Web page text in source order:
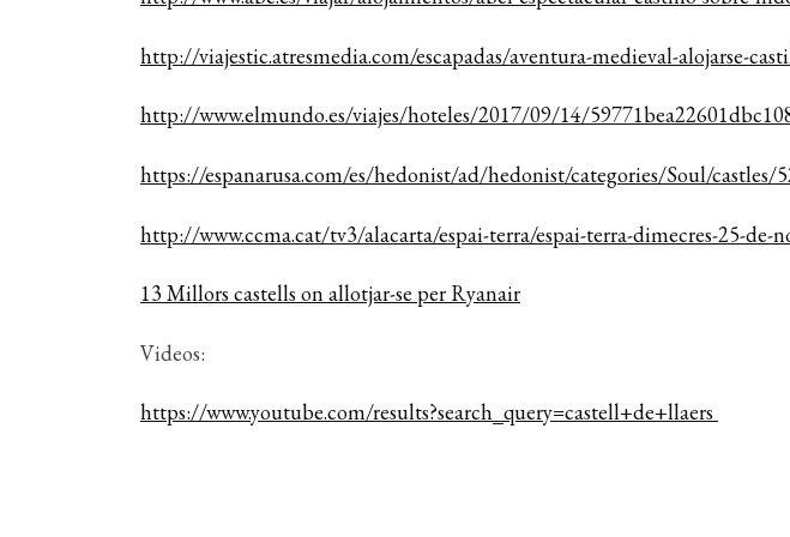
http://viajestic.atresmedia.com/escapadas/aventura-medieval-alojarse-
http://www.elmundo.es/viajes/hoteles/2017/09/14/
https://espanarusa.com/es/hedonist/ad/hedonist/categories/Soul/castles/
http://www.ccma.cat/tv3/alacarta/espai-terra/espai-terra-dimecres-25-de-
13 Millors castells on allotjar-se per Ryanair
Videos:
https://www.youtube.com/results?search_query=castell+de+llaers